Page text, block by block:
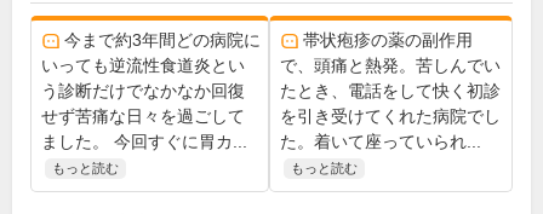
今まで約3年間どの病院に
いっても逆流性食道炎とい
う診断だけでなかなか回復
せず苦痛な日々を過ごして
ました。 今回すぐに胃カ...
もっと読む
帯状疱疹の薬の副作用
で、頭痛と熱発。苦しんでい
たとき、電話をして快く初診
を引き受けてくれた病院でし
た。着いて座っていられ...
もっと読む